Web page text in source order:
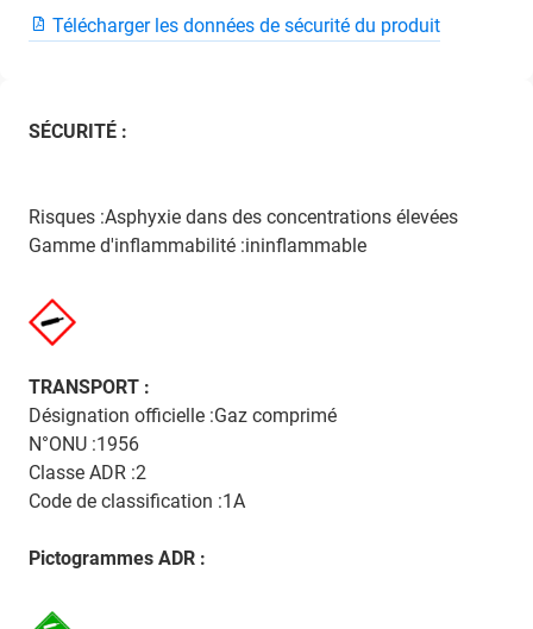
Télécharger les données de sécurité du produit
SÉCURITÉ :
Risques :Asphyxie dans des concentrations élevées
Gamme d'inflammabilité :ininflammable
TRANSPORT :
Désignation officielle :Gaz comprimé
N°ONU :1956
Classe ADR :2
Code de classification :1A
Pictogrammes ADR :